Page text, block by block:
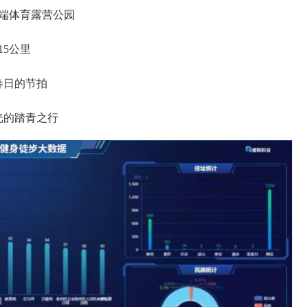
体育露营公园
公里
日的节拍
的踏青之行